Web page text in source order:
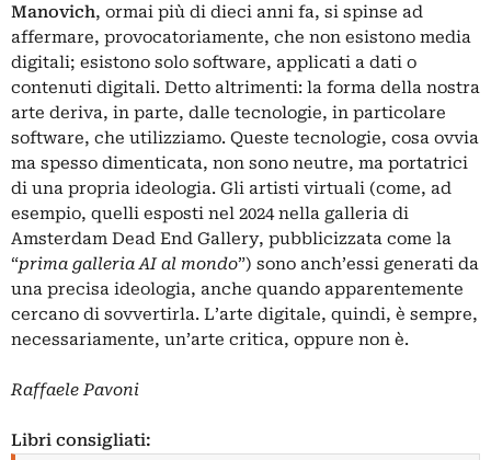
Manovich, ormai più di dieci anni fa, si spinse ad
affermare, provocatoriamente, che non esistono media
digitali; esistono solo software, applicati a dati o
contenuti digitali. Detto altrimenti: la forma della nostra
arte deriva, in parte, dalle tecnologie, in particolare
software, che utilizziamo. Queste tecnologie, cosa ovvia
ma spesso dimenticata, non sono neutre, ma portatrici
di una propria ideologia. Gli artisti virtuali (come, ad
esempio, quelli esposti nel 2024 nella galleria di
Amsterdam Dead End Gallery, pubblicizzata come la
“prima galleria AI al mondo”) sono anch’essi generati da
una precisa ideologia, anche quando apparentemente
cercano di sovvertirla. L’arte digitale, quindi, è sempre,
necessariamente, un’arte critica, oppure non è.
Raffaele Pavoni
Libri consigliati: